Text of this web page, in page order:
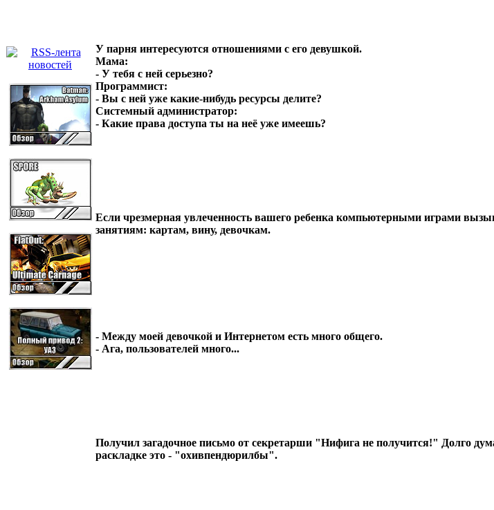
У парня интересуются отношениями с его девушкой.
Мама:
- У тебя с ней серьезно?
Программист:
- Вы с ней уже какие-нибудь ресурсы делите?
Системный администратор:
- Какие права доступа ты на неё уже имеешь?
Если чрезмерная увлеченность вашего ребенка компьютерными играми
занятиям: картам, вину, девочкам.
- Между моей девочкой и Интернетом есть много общего.
- Ага, пользователей много...
Получил загадочное письмо от секретарши "Нифига не получится!" Долго
раскладке это - "охивпендюрилбы".